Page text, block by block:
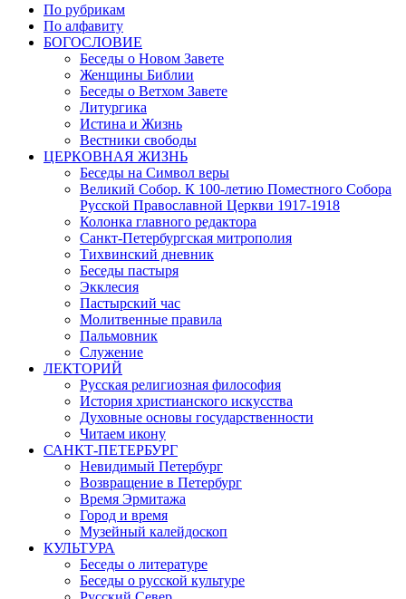
По рубрикам
По алфавиту
БОГОСЛОВИЕ
Беседы о Новом Завете
Женщины Библии
Беседы о Ветхом Завете
Литургика
Истина и Жизнь
Вестники свободы
ЦЕРКОВНАЯ ЖИЗНЬ
Беседы на Символ веры
Великий Собор. К 100-летию Поместного Собора
Русской Православной Церкви 1917-1918
Колонка главного редактора
Санкт-Петербургская митрополия
Тихвинский дневник
Беседы пастыря
Экклесия
Пастырский час
Молитвенные правила
Пальмовник
Служение
ЛЕКТОРИЙ
Русская религиозная философия
История христианского искусства
Духовные основы государственности
Читаем икону
САНКТ-ПЕТЕРБУРГ
Невидимый Петербург
Возвращение в Петербург
Время Эрмитажа
Город и время
Музейный калейдоскоп
КУЛЬТУРА
Беседы о литературе
Беседы о русской культуре